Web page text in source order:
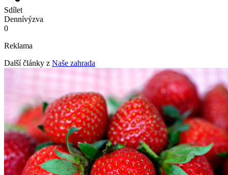
Sdílet
Dennívýzva
0
Reklama
Další články z Naše zahrada